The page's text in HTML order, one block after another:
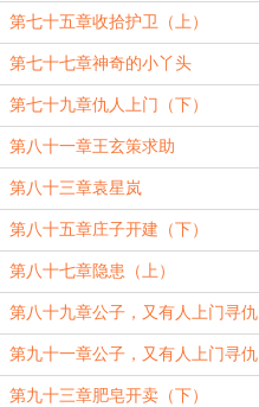
（上）
第七十五章收拾护卫（上）
第七十七章神奇的小丫头
第七十九章仇人上门（下）
第八十一章王玄策求助
第八十三章袁星岚
第八十五章庄子开建（下）
第八十七章隐患（上）
第八十九章公子，又有人上门寻仇
（上）
第九十一章公子，又有人上门寻仇
（下）
第九十三章肥皂开卖（下）